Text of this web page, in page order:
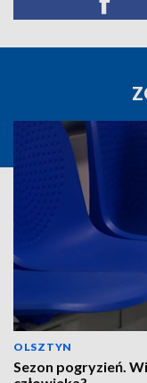
OLSZTYN
Sezon pogryzień.